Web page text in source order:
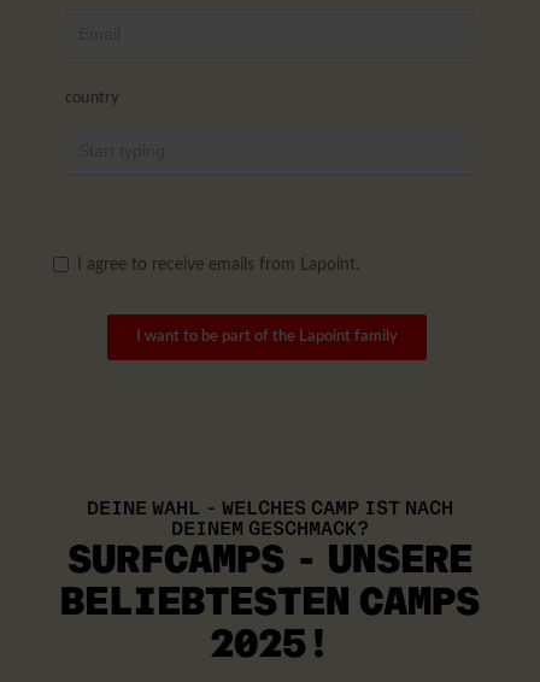
country
I agree to receive emails from Lapoint.
I want to be part of the Lapoint family
DEINE WAHL - WELCHES CAMP IST NACH
DEINEM GESCHMACK?
SURFCAMPS - UNSERE
BELIEBTESTEN CAMPS
2025!